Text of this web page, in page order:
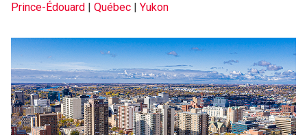
Prince-Édouard | Québec | Yukon